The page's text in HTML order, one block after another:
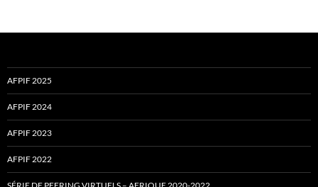
AFPIF 2025
AFPIF 2024
AFPIF 2023
AFPIF 2022